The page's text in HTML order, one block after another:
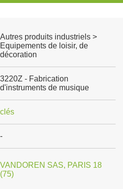
Autres produits industriels >
Equipements de loisir, de
décoration
3220Z - Fabrication
d'instruments de musique
-
VANDOREN SAS, PARIS 18
(75)